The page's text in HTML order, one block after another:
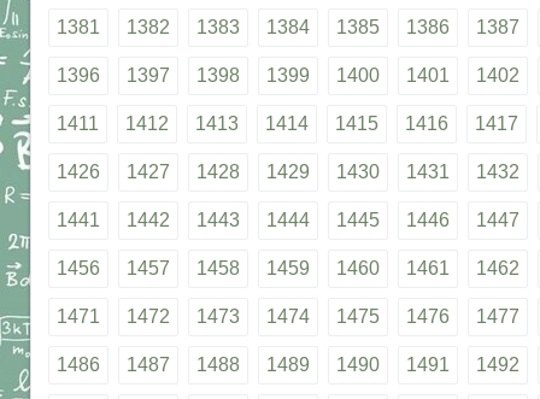
1381 1382 1383 1384 1385 1386 1387
1396 1397 1398 1399 1400 1401 1402
1411 1412 1413 1414 1415 1416 1417
1426 1427 1428 1429 1430 1431 1432
1441 1442 1443 1444 1445 1446 1447
1456 1457 1458 1459 1460 1461 1462
1471 1472 1473 1474 1475 1476 1477
1486 1487 1488 1489 1490 1491 1492